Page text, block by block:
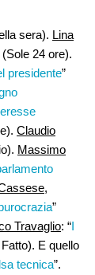
sera). Lina
(Sole 24 ore).
presidente”
Claudio
Massimo
,
”
Travaglio: “I
Fatto). E quello
tecnica”.